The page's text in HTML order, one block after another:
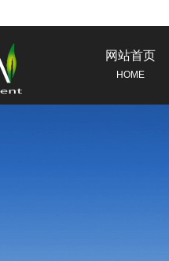
网站首页
HOME